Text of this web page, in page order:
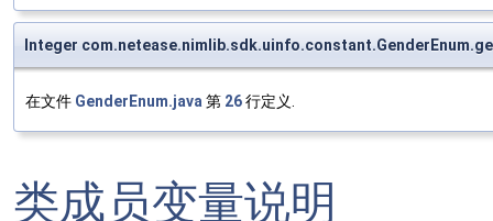
Integer
在文件 GenderEnum.java 第 26行定义.
类成员变量说明